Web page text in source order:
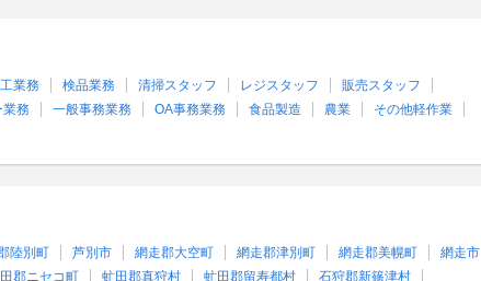
業務 検品業務 清掃スタッフ レジスタッフ
販売スタッフ
業務 一般事務業務 OA事務業務 食品製造 農業
その他軽作業
陸別町 芦別市 網走郡大空町 網走郡津別町 網走郡美幌町
網走市
郡ニセコ町 虻田郡真狩村 虻田郡留寿都村
石狩郡新篠津村